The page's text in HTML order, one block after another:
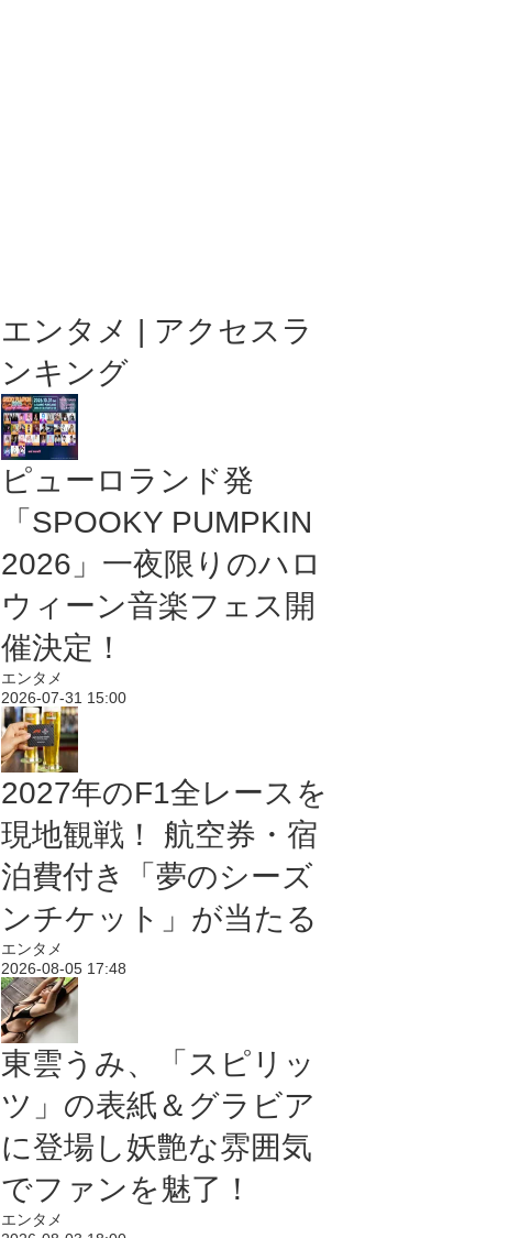
エンタメ | アクセスラ
ンキング
ピューロランド発
「SPOOKY PUMPKIN
2026」一夜限りのハロ
ウィーン音楽フェス開
催決定！
エンタメ
2026-07-31 15:00
2027年のF1全レースを
現地観戦！ 航空券・宿
泊費付き「夢のシーズ
ンチケット」が当たる
エンタメ
2026-08-05 17:48
東雲うみ、「スピリッ
ツ」の表紙＆グラビア
に登場し妖艶な雰囲気
でファンを魅了！
エンタメ